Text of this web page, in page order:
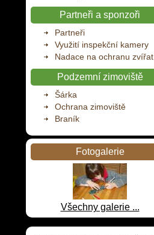
Partneři a sponzoři
Partneři
Využití inspekční kamery
Nadace na ochranu zvířat
Podzemní zimoviště
Šárka
Ochrana zimoviště
Braník
Fotogalerie
Všechny galerie ...